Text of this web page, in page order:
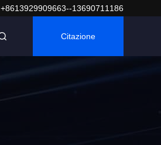
+8613929909663--13690711186
Citazione